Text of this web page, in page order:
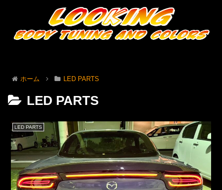
ホーム LED PARTS
LED PARTS
LED PARTS